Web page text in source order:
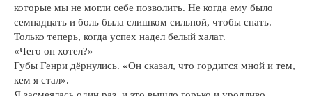
которые мы не могли себе позволить. Не когда ему было
семнадцать и боль была слишком сильной, чтобы спать.
Только теперь, когда успех надел белый халат.
«Чего он хотел?»
Губы Генри дёрнулись. «Он сказал, что гордится мной и тем,
кем я стал».